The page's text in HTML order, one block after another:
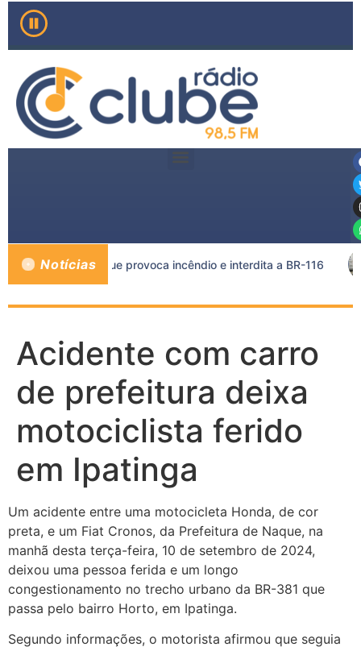
Notícias
e caminhão-tanque provoca incêndio e interdita a BR-116
Acidente com carro
de prefeitura deixa
motociclista ferido
em Ipatinga
Um acidente entre uma motocicleta Honda, de cor
preta, e um Fiat Cronos, da Prefeitura de Naque, na
manhã desta terça-feira, 10 de setembro de 2024,
deixou uma pessoa ferida e um longo
congestionamento no trecho urbano da BR-381 que
passa pelo bairro Horto, em Ipatinga.
Segundo informações, o motorista afirmou que seguia